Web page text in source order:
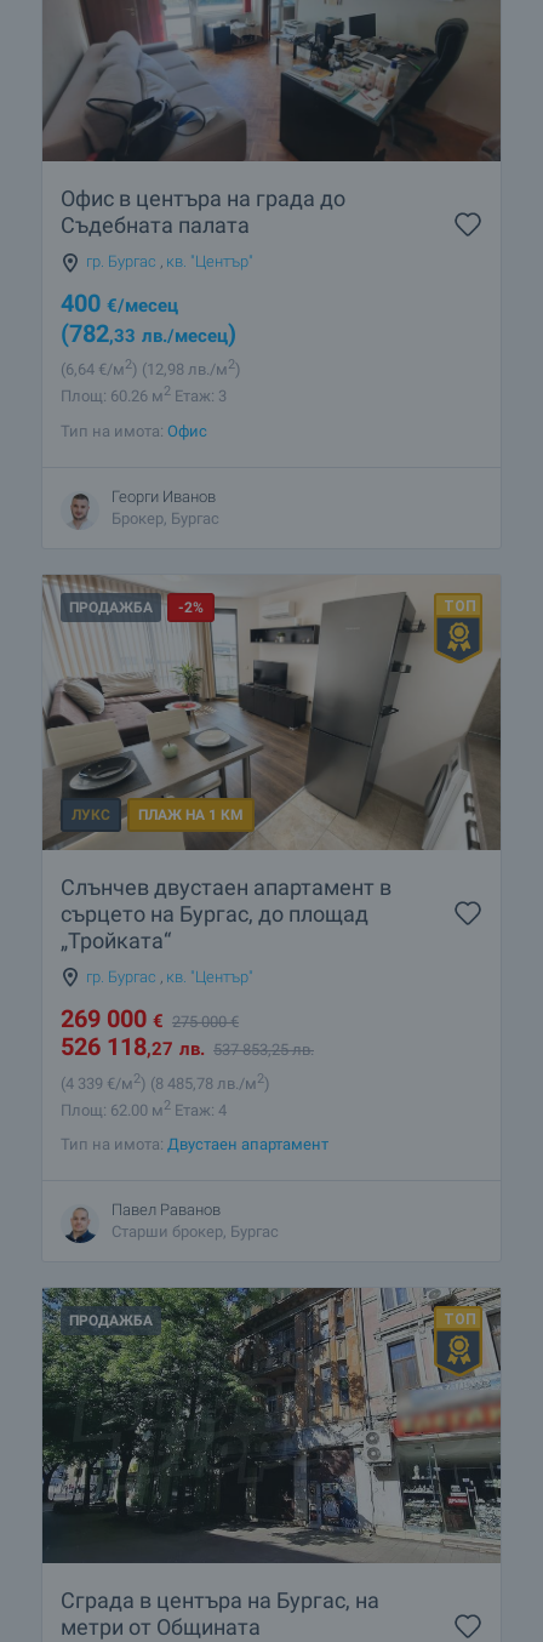
Офис в центъра на града до
Съдебната палата
гр. Бургас , кв. "Център"
400 €/месец
(782,33 лв./месец)
(6,64 €/м2) (12,98 лв./м2)
Площ: 60.26 м2 Етаж: 3
Тип на имота: Офис
Георги Иванов
Брокер, Бургас
ПРОДАЖБА -2%
ЛУКС ПЛАЖ НА 1 КМ
Слънчев двустаен апартамент в
сърцето на Бургас, до площад
„Тройката“
гр. Бургас кв. "Център"
269 000 € 275 000€
526 118,27 лв. 537 853,25 лв.
(4 339 €/м2) (8 485 ,78 лв./м2)
Площ: 62.00 м2 Етаж: 4
Тип на имота: Двустаен апартамент
Павел Раванов
Старши брокер, Бургас
ПРОДАЖБА
Сграда в центъра на Бургас, на
метри от Общината